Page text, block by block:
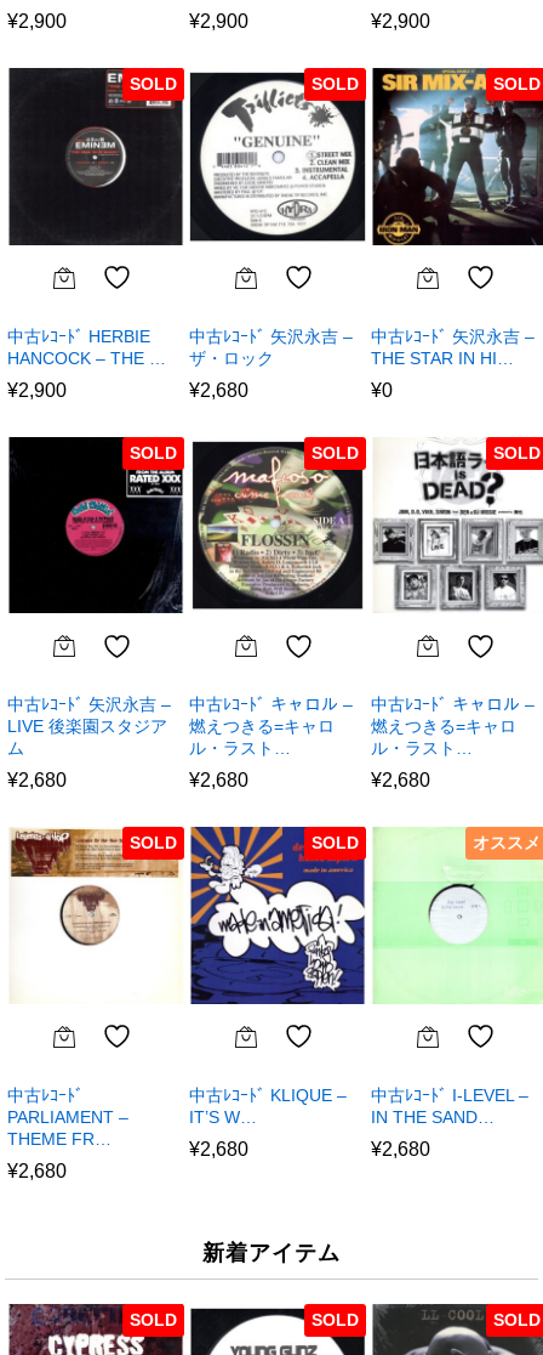
¥2,900 ¥2,900 ¥2,900
SOLD
中古ﾚｺｰﾄﾞ HERBIE
HANCOCK – THE …
¥2,900
SOLD
中古ﾚｺｰﾄﾞ 矢沢永吉 –
ザ・ロック
¥2,680
SOLD
中古ﾚｺｰﾄﾞ 矢沢永吉 –
THE STAR IN HI…
¥0
SOLD
中古ﾚｺｰﾄﾞ 矢沢永吉 –
LIVE 後楽園スタジア
ム
¥2,680
SOLD
中古ﾚｺｰﾄﾞ キャロル –
燃えつきる=キャロ
ル・ラスト…
¥2,680
SOLD
中古ﾚｺｰﾄﾞ キャロル –
燃えつきる=キャロ
ル・ラスト…
¥2,680
SOLD
中古ﾚｺｰﾄﾞ
PARLIAMENT –
THEME FR…
¥2,680
SOLD
中古ﾚｺｰﾄﾞ KLIQUE –
IT’S W…
¥2,680
オススメ
中古ﾚｺｰﾄﾞ I-LEVEL –
IN THE SAND…
¥2,680
新着アイテム
SOLD SOLD SOLD